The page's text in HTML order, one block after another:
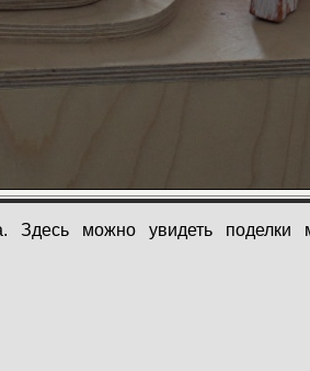
Здесь можно увидеть поделки